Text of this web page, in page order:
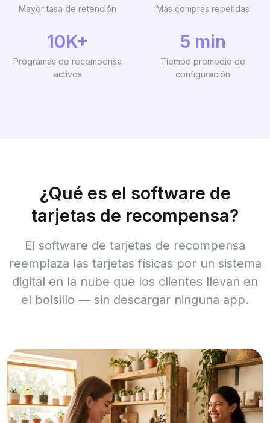
Mayor tasa de retención Más compras repetidas
10K+
Programas de recompensa
activos
5 min
Tiempo promedio de
configuración
¿Qué es el software de
tarjetas de recompensa?
El software de tarjetas de recompensa
reemplaza las tarjetas físicas por un sistema
digital en la nube que los clientes llevan en
el bolsillo — sin descargar ninguna app.